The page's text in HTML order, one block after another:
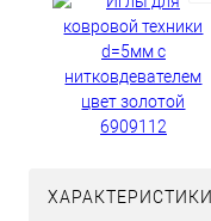
ХАРАКТЕРИСТИКИ